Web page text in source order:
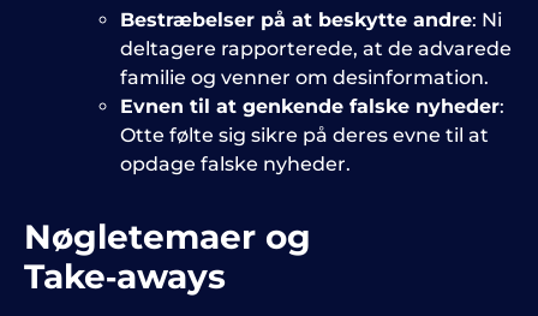
Bestræbelser på at beskytte andre: Ni
deltagere rapporterede, at de advarede
familie og venner om desinformation.
Evnen til at genkende falske nyheder:
Otte følte sig sikre på deres evne til at
opdage falske nyheder.
Nøgletemaer og
Take‑aways